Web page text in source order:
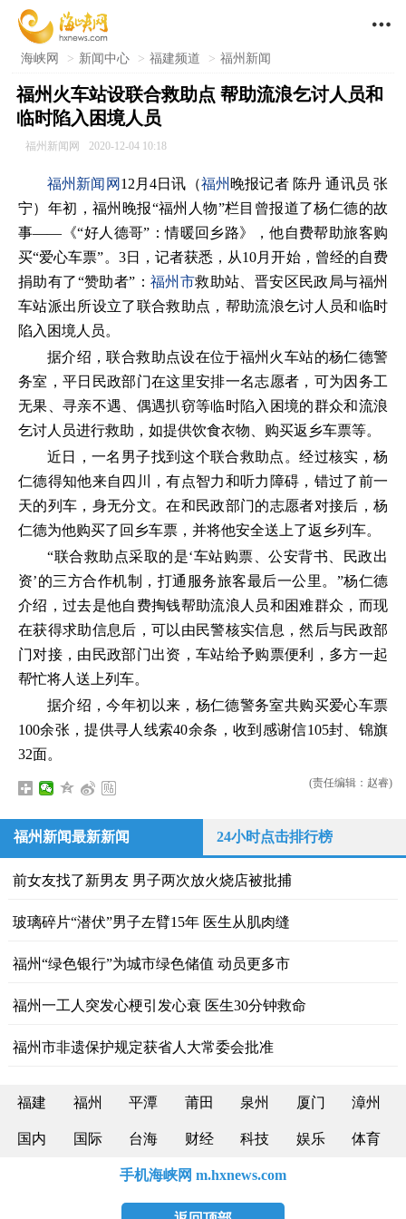

海峡网 > 新闻中心 > 福建频道 > 福州新闻
福州火车站设联合救助点 帮助流浪乞讨人员和
临时陷入困境人员
福州新闻网 2020-12-04 10:18
福州新闻网 12月4日讯（福州 晚报记者 陈丹 通讯员 张
宁）年初，福州晚报“福州人物”栏目曾报道了杨仁德的故
事——《“好人德哥”：情暖回乡路》，他自费帮助旅客购
买“爱心车票”。3日，记者获悉，从10月开始，曾经的自费
捐助有了“赞助者”： 福州市救助站、晋安区民政局与福州
车站派出所设立了联合救助点，帮助流浪乞讨人员和临时
陷入困境人员。
据介绍，联合救助点设在位于福州火车站的杨仁德警
务室，平日民政部门在这里安排一名志愿者，可为因务工
无果、寻亲不遇、偶遇扒窃等临时陷入困境的群众和流浪
乞讨人员进行救助，如提供饮食衣物、购买返乡车票等。
近日，一名男子找到这个联合救助点。经过核实，杨
仁德得知他来自四川，有点智力和听力障碍，错过了前一
天的列车，身无分文。在和民政部门的志愿者对接后，杨
仁德为他购买了回乡车票，并将他安全送上了返乡列车。
“联合救助点采取的是‘车站购票、公安背书、民政出
资’的三方合作机制，打通服务旅客最后一公里。”杨仁德
介绍，过去是他自费掏钱帮助流浪人员和困难群众，而现
在获得求助信息后，可以由民警核实信息，然后与民政部
门对接，由民政部门出资，车站给予购票便利，多方一起
帮忙将人送上列车。
据介绍，今年初以来，杨仁德警务室共购买爱心车票
100余张，提供寻人线索40余条，收到感谢信105封、锦旗
32面。
(责任编辑：赵睿)
福州新闻最新新闻 24小时点击排行榜
前女友找了新男友 男子两次放火烧店被批捕
玻璃碎片“潜伏”男子左臂15年 医生从肌肉缝
福州“绿色银行”为城市绿色储值 动员更多市
福州一工人突发心梗引发心衰 医生30分钟救命
福州市非遗保护规定获省人大常委会批准
福建 福州 平潭 莆田 泉州 厦门 漳州
国内 国际 台海 财经 科技 娱乐 体育
手机海峡网 m.hxnews.com